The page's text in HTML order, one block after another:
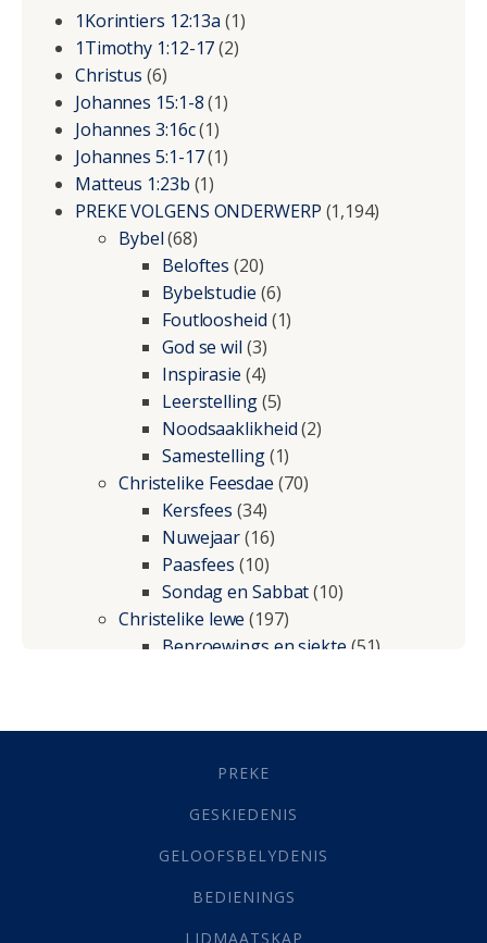
1Korintiers 12:13a (1)
1Timothy 1:12-17(2)
Christus (6)
Johannes 15:1-8(1)
Johannes 3:16c(1)
Johannes 5:1-17(1)
Matteus 1:23b (1)
PREKE VOLGENS ONDERWERP (1,194)
Bybel(68)
Beloftes (20)
Bybelstudie (6)
Foutloosheid (1)
God se wil (3)
Inspirasie (4)
Leerstelling(5)
Noodsaaklikheid(2)
Samestelling(1)
Christelike Feesdae (70)
Kersfees (34)
Nuwejaar(16)
Paasfees (10)
Sondag en Sabbat(10)
Christelike lewe (197)
Beproewings en siekte(51)
Geestelike Groei(10)
(21)
Grys Areas(4)
Lewensdoel(3)
Selfondersoek(1)
PREKE
GESKIEDENIS
GELOOFSBELYDENIS
BEDIENINGS
LIDMAATSKAP